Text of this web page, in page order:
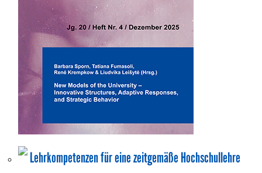
Lehrkompetenzen für eine zeitgemäße Hochschullehre